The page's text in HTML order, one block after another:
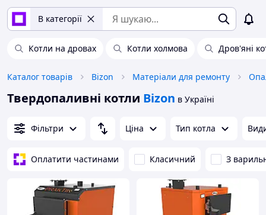
В категорії
Котли на дровах Котли холмова Дров'яні
Каталог товарів Bizon Матеріали для ремонту
Твердопаливні котли Bizon в Україні
Фільтри Ціна Тип котла
Оплатити частинами Класичний З